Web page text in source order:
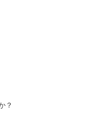
？